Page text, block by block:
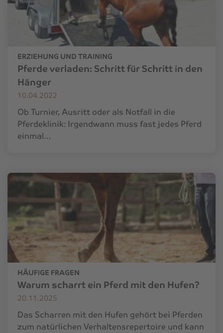
ERZIEHUNG UND TRAINING
Pferde verladen: Schritt für Schritt in den
Hänger
10.04.2022
Ob Turnier, Ausritt oder als Notfall in die
Pferdeklinik: Irgendwann muss fast jedes Pferd
einmal…
HÄUFIGE FRAGEN
Warum scharrt ein Pferd mit den Hufen?
20.11.2025
Das Scharren mit den Hufen gehört bei Pferden
zum natürlichen Verhaltensrepertoire und kann